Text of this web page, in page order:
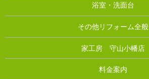
浴室・洗面台
その他リフォーム全般
家工房 守山小幡店
料金案内